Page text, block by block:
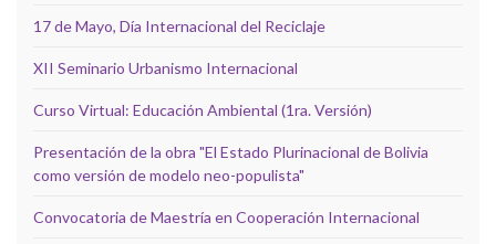
17 de Mayo, Día Internacional del Reciclaje
XII Seminario Urbanismo Internacional
Curso Virtual: Educación Ambiental (1ra. Versión)
Presentación de la obra "El Estado Plurinacional de Bolivia
como versión de modelo neo-populista"
Convocatoria de Maestría en Cooperación Internacional